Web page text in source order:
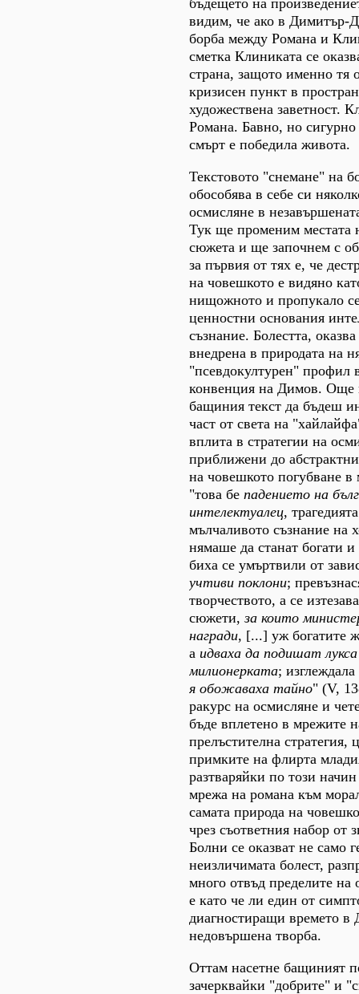
бъдещето на
видим, че ако в Димитър-
борба между Романа и
сметка Клиниката се
страна, защото именно тя
кризисен пункт в
художествена заветност.
Романа. Бавно, но
смърт е победила живота.
Текстовото "снемане" на
обособява в себе си
осмисляне в
Тук ще променим местата
сюжета и ще започнем с
за първия от тях е, че
на човешкото е видяно
нищожното и пропукало
ценностни основания
съзнание. Болестта,
внедрена в природата на
"псевдокултурен" профил
конвенция на Димов. Още
бащиния текст да бъдеш
част от света на
вплита в стратегии на
приближени до
на човешкото погубване в
"това бе падението на
интелектуалец,
мълчаливото съзнание на
нямаше да станат богати
биха се умъртвили от
учтиви поклони;
творчеството, а се
сюжети,за които
награди, [...] уж богатите
а идваха да подишат
милионерката;
я обожаваха тайно" (V,
ракурс на осмисляне и
бъде вплетено в мрежите
прелъстителна стратегия,
примките на флирта
разтваряйки по този
мрежа на романа към
самата природа на
чрез съответния набор от
Болни се оказват не само
неизличимата болест,
много отвъд пределите на
е като че ли един от
диагностиращи времето в
недовършена творба.
Оттам насетне бащиният
зачерквайки "добрите" и